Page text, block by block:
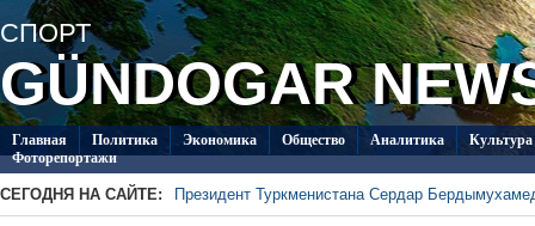
СПОРТ
GÜNDOGAR
Главная Политикa Экономика Общество Аналитика
Культура
Фоторепортажи
СЕГОДНЯ НА САЙТЕ:
Президент Туркменистана Сердар
В посольстве Туркменистана в Душанбе